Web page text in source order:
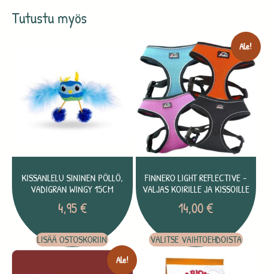
Tutustu myös
KISSANLELU SININEN PÖLLÖ,
VADIGRAN WINGY 15CM
4,95€
LISÄÄ OSTOSKORIIN
Ale!
FINNERO LIGHT REFLECTIVE -
VALJAS KOIRILLE JA KISSOILLE
14,00€
VALITSE VAIHTOEHDOISTA
Ale!